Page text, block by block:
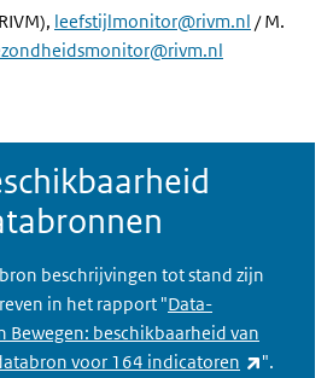
leefstijlmonitor@rivm.nl /M.
beschrijvingen tot stand zijn
in het rapport "Data-
Bewegen: beschikbaarheid van
voor 164 indicatoren
".